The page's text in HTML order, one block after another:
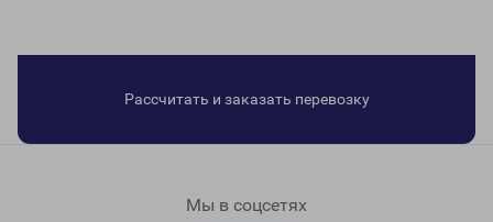
Рассчитать и заказать перевозку
Мы в соцсетях